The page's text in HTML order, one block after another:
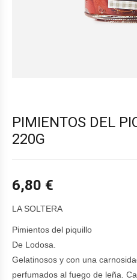
PIMIENTOS DEL
220G
6,80 €
LA SOLTERA
Pimientos del piquillo
De Lodosa.
Gelatinosos y con una
perfumados al fuego de leña.